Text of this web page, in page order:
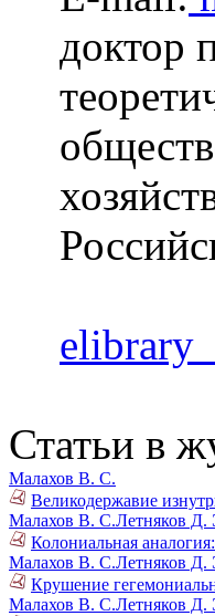
доктор
Статьи в
Малахов В. С.
Великодержавие
Малахов В. С.Летняков Д.
Колониальная
Малахов В. С.Летняков Д.
Крушение
Малахов В. С.Летняков Д.